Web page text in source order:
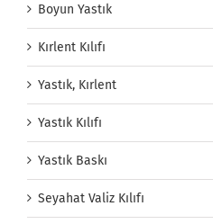
Boyun Yastık
Kırlent Kılıfı
Yastık, Kırlent
Yastık Kılıfı
Yastık Baskı
Seyahat Valiz Kılıfı